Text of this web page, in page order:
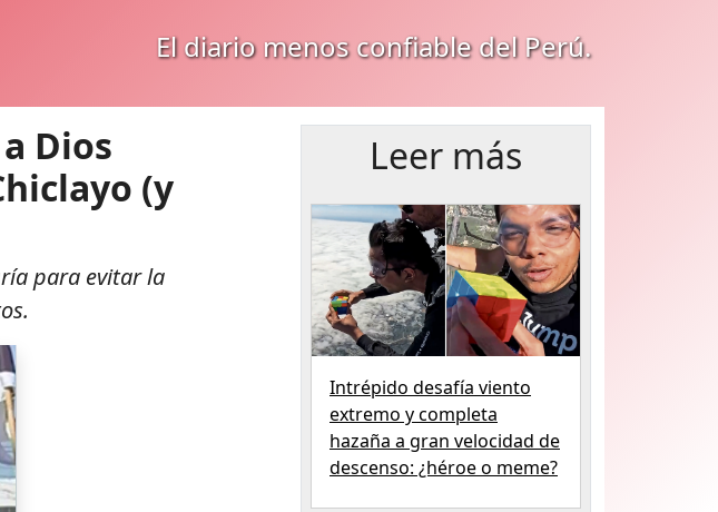
El diario menos confiable del Perú.
Dios
(y
para evitar la
Leer más
Intrépido desafía viento
extremo y completa
hazaña a gran velocidad de
descenso: ¿héroe o meme?